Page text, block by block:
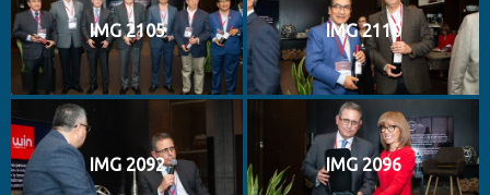
IMG 2105 IMG 2110
IMG 2092 IMG 2096